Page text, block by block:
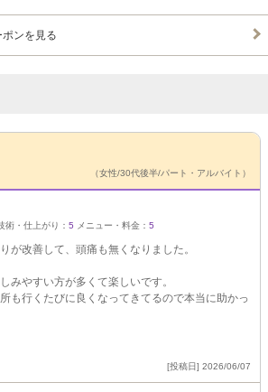
ンを見る
Up
（女性/30代後半/パート・アルバイト）
術・仕上がり： 5 メニュー・料金： 5
が改善して、頭痛も無くなりました。
みやすい方が多くて楽しいです。
も行くたびに良くなってきてるので本当に助かっ
[投稿日] 2026/06/07